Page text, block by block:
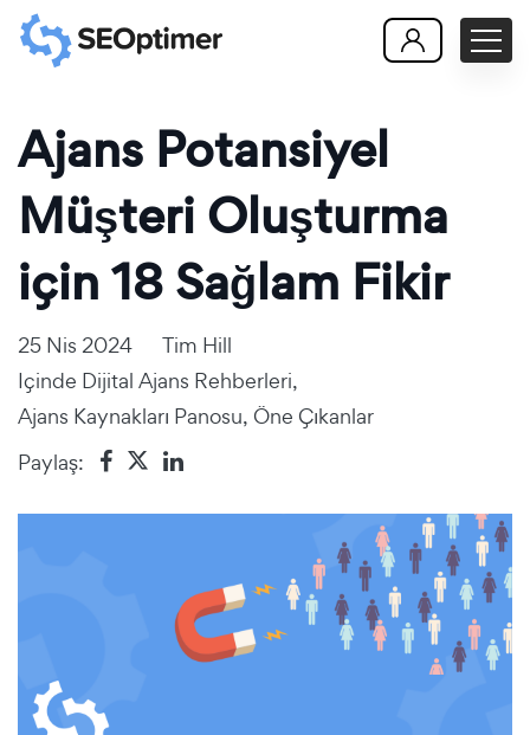
Ajans Potansiyel
Müşteri Oluşturma
için 18 Sağlam Fikir
25 Nis 2024
Tim Hill
Içinde Dijital Ajans Rehberleri,
Ajans Kaynakları Panosu, Öne Çıkanlar
Paylaş: